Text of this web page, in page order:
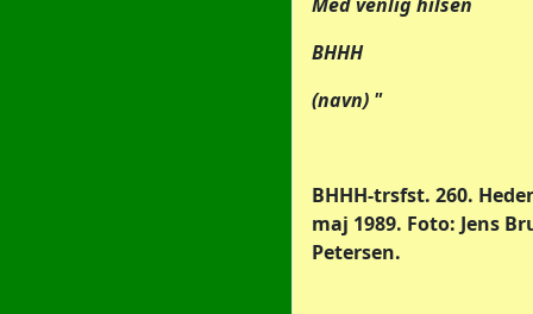
BHHH
(navn) "
BHHH-trsfst. 260.
maj 1989. Foto: Jens
Petersen.